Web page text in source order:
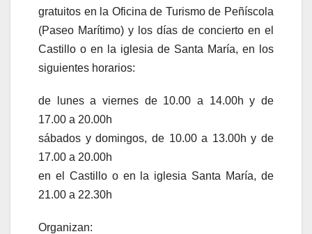
gratuitos en la Oficina de Turismo de Peñíscola
(Paseo Marítimo) y los días de concierto en el
Castillo o en la iglesia de Santa María, en los
siguientes horarios:
de lunes a viernes de 10.00 a 14.00h y de
17.00 a 20.00h
sábados y domingos, de 10.00 a 13.00h y de
17.00 a 20.00h
en el Castillo o en la iglesia Santa María, de
21.00 a 22.30h
Organizan: